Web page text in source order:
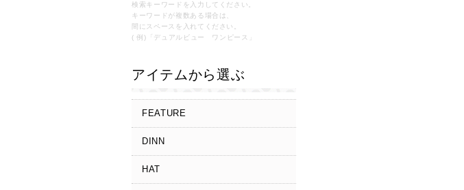
検索キーワードを入力してください。
キーワードが複数ある場合は、
間にスペースを入れてください。
( 例)「デュアルビュー ワンピース」
アイテムから選ぶ
FEATURE
DINN
HAT